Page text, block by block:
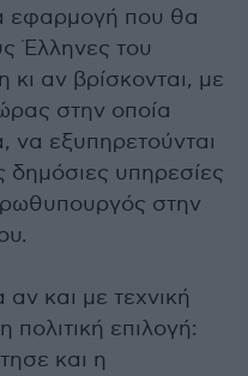
εφαρμογή που θα
Έλληνες του
κι αν βρίσκονται, με
στην οποία
να εξυπηρετούνται
δημόσιες υπηρεσίες
στην
και με τεχνική
επιλογή:
και η